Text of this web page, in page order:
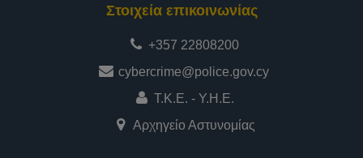
Στοιχεία επικοινωνίας
+357 22808200
cybercrime@police.gov.cy
Τ.Κ.Ε. - Υ.Η.Ε.
Αρχηγείο Αστυνομίας